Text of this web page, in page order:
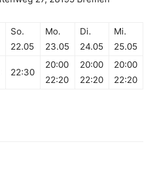
So.
22.05
Mo.
23.05
Di.
24.05
Mi.
25.05
22:30
20:00
22:20
20:00
22:20
20:00
22:20